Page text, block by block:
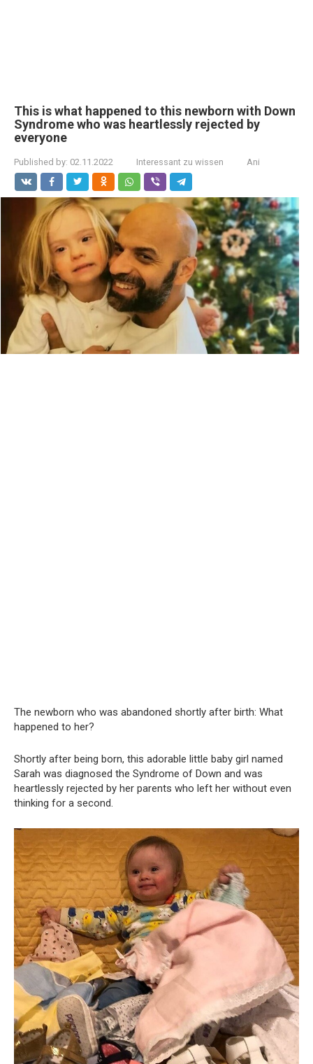
This is what happened to this newborn with Down
Syndrome who was heartlessly rejected by
everyone
Published by: 02.11.2022 Interessant zu wissen Ani
The newborn who was abandoned shortly after birth: What
happened to her?
Shortly after being born, this adorable little baby girl named
Sarah was diagnosed the Syndrome of Down and was
heartlessly rejected by her parents who left her without even
thinking for a second.